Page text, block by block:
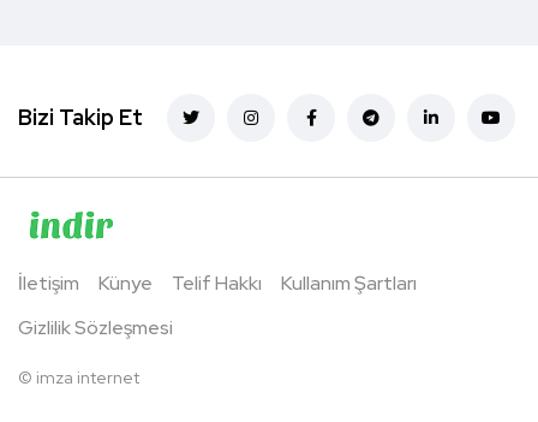
Bizi Takip Et
İletişim Künye Telif Hakkı
Kullanım Şartları
Gizlilik Sözleşmesi
© imza internet